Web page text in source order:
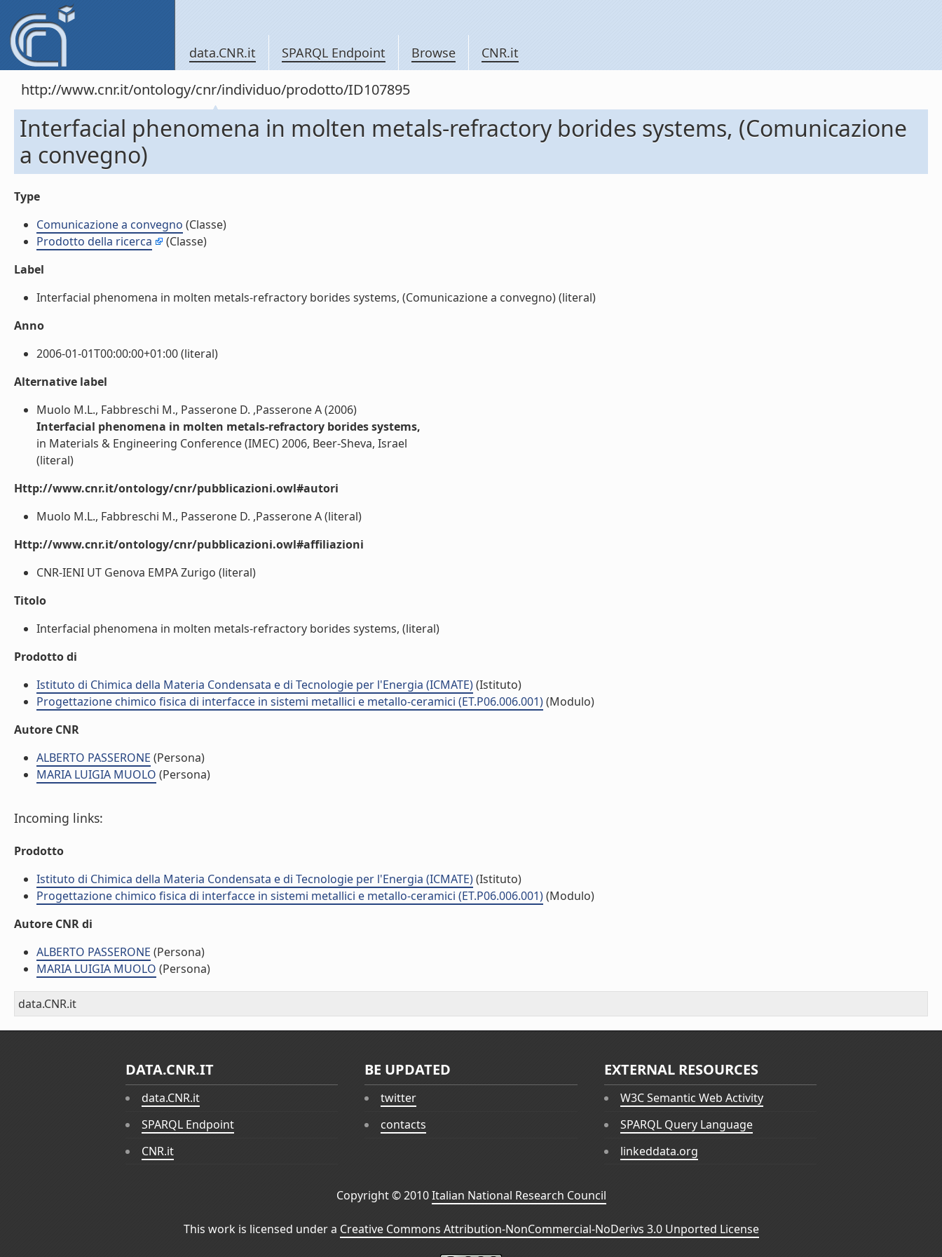
data.CNR.it SPARQL Endpoint Browse CNR.it
http://www.cnr.it/ontology/cnr/individuo/prodotto/ID107895
Interfacial phenomena in molten metals-refractory borides systems, (Comunicazione
a convegno)
Type
Comunicazione a convegno (Classe)
Prodotto della ricerca
(Classe)
Label
Interfacial phenomena in molten metals-refractory borides systems, (Comunicazione a convegno) (literal)
Anno
2006-01-01T00:00:00+01:00 (literal)
Alternative label
Muolo M.L., Fabbreschi M., Passerone D. ,Passerone A (2006)
Interfacial phenomena in molten metals-refractory borides systems,
in Materials & Engineering Conference (IMEC) 2006, Beer-Sheva, Israel
(literal)
Http://www.cnr.it/ontology/cnr/pubblicazioni.owl#autori
Muolo M.L., Fabbreschi M., Passerone D. ,Passerone A (literal)
Http://www.cnr.it/ontology/cnr/pubblicazioni.owl#affiliazioni
CNR-IENI UT Genova EMPA Zurigo (literal)
Titolo
Interfacial phenomena in molten metals-refractory borides systems, (literal)
Prodotto di
Istituto di Chimica della Materia Condensata e di Tecnologie per l'Energia (ICMATE)(Istituto)
Progettazione chimico fisica di interfacce in sistemi metallici e metallo-ceramici (ET.P06.006.001)(Modulo)
Autore CNR
ALBERTO PASSERONE (Persona)
MARIA LUIGIA MUOLO (Persona)
Incoming links:
Prodotto
Istituto di Chimica della Materia Condensata e di Tecnologie per l'Energia (ICMATE)(Istituto)
Progettazione chimico fisica di interfacce in sistemi metallici e metallo-ceramici (ET.P06.006.001)(Modulo)
Autore CNR di
ALBERTO PASSERONE (Persona)
MARIA LUIGIA MUOLO (Persona)
data.CNR.it
DATA.CNR.IT
data.CNR.it
SPARQL Endpoint
CNR.it
BE UPDATED
twitter
contacts
EXTERNAL RESOURCES
W3C Semantic Web Activity
SPARQL Query Language
linkeddata.org
Copyright © 2010Italian National Research Council
This work is licensed under a Creative Commons Attribution-NonCommercial-NoDerivs 3.0 Unported License